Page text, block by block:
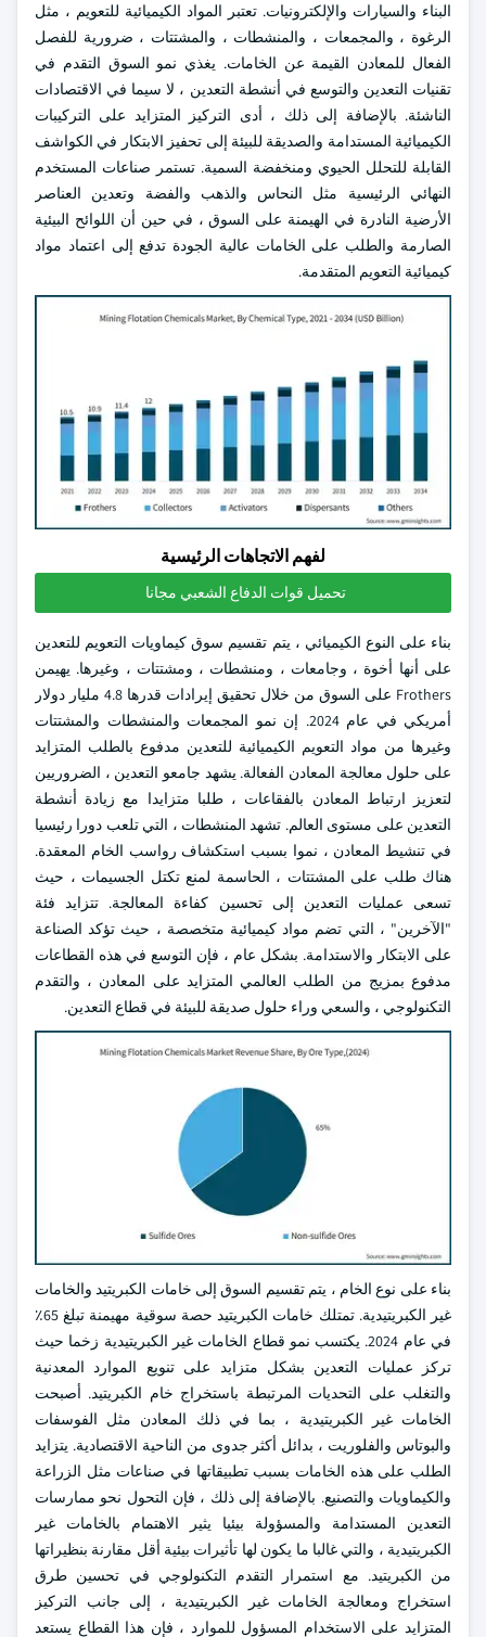
البناء والسيارات والإلكترونيات. تعتبر المواد الكيميائية للتعويم ، مثل
الرغوة ، والمجمعات ، والمنشطات ، والمشتتات ، ضرورية للفصل
الفعال للمعادن القيمة عن الخامات. يغذي نمو السوق التقدم في
تقنيات التعدين والتوسع في أنشطة التعدين ، لا سيما في الاقتصادات
الناشئة. بالإضافة إلى ذلك ، أدى التركيز المتزايد على التركيبات
الكيميائية المستدامة والصديقة للبيئة إلى تحفيز الابتكار في الكواشف
القابلة للتحلل الحيوي ومنخفضة السمية. تستمر صناعات المستخدم
النهائي الرئيسية مثل النحاس والذهب والفضة وتعدين العناصر
الأرضية النادرة في الهيمنة على السوق ، في حين أن اللوائح البيئية
الصارمة والطلب على الخامات عالية الجودة تدفع إلى اعتماد مواد
كيميائية التعويم المتقدمة.
لفهم الاتجاهات الرئيسية
تحميل قوات الدفاع الشعبي مجانا
بناء على النوع الكيميائي ، يتم تقسيم سوق كيماويات التعويم للتعدين
على أنها أخوة ، وجامعات ، ومنشطات ، ومشتتات ، وغيرها. يهيمن
Frothers على السوق من خلال تحقيق إيرادات قدرها 4.8 مليار دولار
أمريكي في عام 2024. إن نمو المجمعات والمنشطات والمشتتات
وغيرها من مواد التعويم الكيميائية للتعدين مدفوع بالطلب المتزايد
على حلول معالجة المعادن الفعالة. يشهد جامعو التعدين ، الضروريين
لتعزيز ارتباط المعادن بالفقاعات ، طلبا متزايدا مع زيادة أنشطة
التعدين على مستوى العالم. تشهد المنشطات ، التي تلعب دورا رئيسيا
في تنشيط المعادن ، نموا بسبب استكشاف رواسب الخام المعقدة.
هناك طلب على المشتتات ، الحاسمة لمنع تكتل الجسيمات ، حيث
تسعى عمليات التعدين إلى تحسين كفاءة المعالجة. تتزايد فئة
"الآخرين" ، التي تضم مواد كيميائية متخصصة ، حيث تؤكد الصناعة
على الابتكار والاستدامة. بشكل عام ، فإن التوسع في هذه القطاعات
مدفوع بمزيج من الطلب العالمي المتزايد على المعادن ، والتقدم
التكنولوجي ، والسعي وراء حلول صديقة للبيئة في قطاع التعدين.
بناء على نوع الخام ، يتم تقسيم السوق إلى خامات الكبريتيد والخامات
غير الكبريتيدية. تمتلك خامات الكبريتيد حصة سوقية مهيمنة تبلغ 65٪
في عام 2024. يكتسب نمو قطاع الخامات غير الكبريتيدية زخما حيث
تركز عمليات التعدين بشكل متزايد على تنويع الموارد المعدنية
والتغلب على التحديات المرتبطة باستخراج خام الكبريتيد. أصبحت
الخامات غير الكبريتيدية ، بما في ذلك المعادن مثل الفوسفات
والبوتاس والفلوريت ، بدائل أكثر جدوى من الناحية الاقتصادية. يتزايد
الطلب على هذه الخامات بسبب تطبيقاتها في صناعات مثل الزراعة
والكيماويات والتصنيع. بالإضافة إلى ذلك ، فإن التحول نحو ممارسات
التعدين المستدامة والمسؤولة بيئيا يثير الاهتمام بالخامات غير
الكبريتيدية ، والتي غالبا ما يكون لها تأثيرات بيئية أقل مقارنة بنظيراتها
من الكبريتيد. مع استمرار التقدم التكنولوجي في تحسين طرق
استخراج ومعالجة الخامات غير الكبريتيدية ، إلى جانب التركيز
المتزايد على الاستخدام المسؤول للموارد ، فإن هذا القطاع يستعد